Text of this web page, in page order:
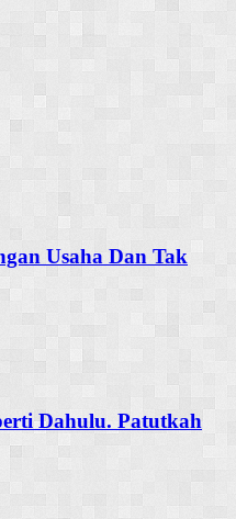
Usaha Dan Tak
Dahulu. Patutkah